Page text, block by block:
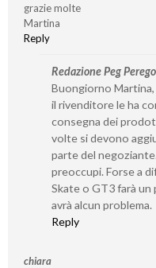
grazie molte
Martina
Reply
Redazione Peg Perego
Buongiorno Martina,
il rivenditore le ha
consegna dei
volte si devono
parte del
preoccupi. Forse a
Skate o GT3 farà un
avrà alcun problema.
Reply
chiara